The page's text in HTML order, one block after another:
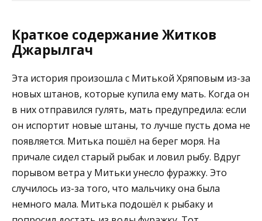
Краткое содержание Житков
Джарылгач
Эта история произошла с Митькой Хряповым из-за
новых штанов, которые купила ему мать. Когда он
в них отправился гулять, мать предупредила: если
он испортит новые штаны, то лучше пусть дома не
появляется. Митька пошёл на берег моря. На
причале сидел старый рыбак и ловил рыбу. Вдруг
порывом ветра у Митьки унесло фуражку. Это
случилось из-за того, что мальчику она была
немного мала. Митька подошёл к рыбаку и